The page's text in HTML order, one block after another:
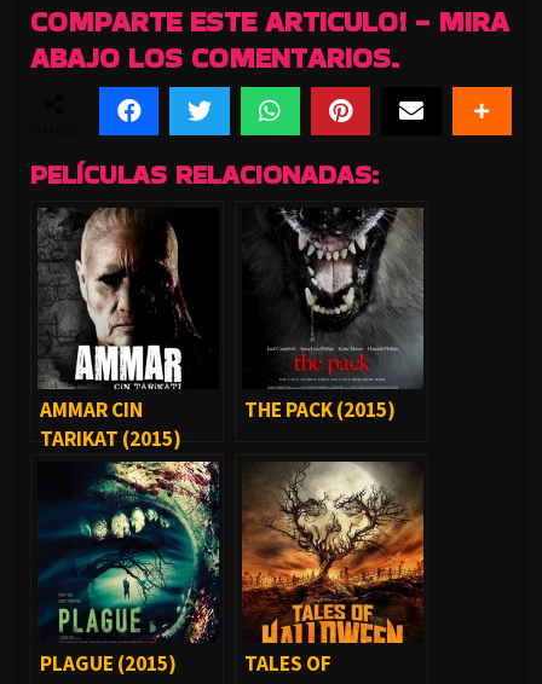
COMPARTE ESTE ARTICULO! - MIRA
ABAJO LOS COMENTARIOS.
PELÍCULAS RELACIONADAS:
AMMAR CIN
TARIKAT (2015)
THE PACK (2015)
PLAGUE (2015)
TALES OF